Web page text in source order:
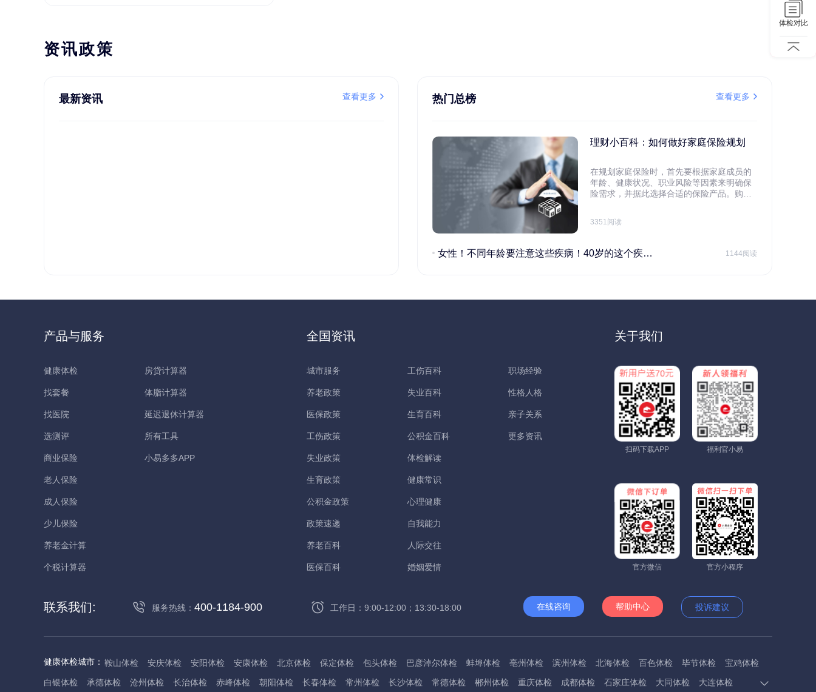
资讯政策
最新资讯 查看更多 热门总榜 查看更多
理财小百科：如何做好家庭保险规划
在规划家庭保险时，首先要根据家庭成员的
年龄、健康状况、职业风险等因素来明确保
险需求，并据此选择合适的保险产品。购买
规划家庭财务预算，确保保险费用不会对家
要经济支柱投保。
3351阅读
女性！不同年龄要注意这些疾病！40岁的这个疾病最需要注意！ 1144阅读
产品与服务
健康体检
找套餐
找医院
选测评
商业保险
老人保险
成人保险
少儿保险
养老金计算
个税计算器
房贷计算器
体脂计算器
延迟退休计算器
所有工具
小易多多APP
全国资讯
城市服务
养老政策
医保政策
工伤政策
失业政策
生育政策
公积金政策
政策速递
养老百科
医保百科
工伤百科
失业百科
生育百科
公积金百科
体检解读
健康常识
心理健康
自我能力
人际交往
婚姻爱情
职场经验
性格人格
亲子关系
更多资讯
关于我们
扫码下载APP 福利官小易
官方微信 官方小程序
联系我们: 服务热线： 400-1184-900 工作日：9:00-12:00；13:30-18:00 在线咨询 帮助中心 投诉建议
健康体检城市： 鞍山体检 安庆体检 安阳体检 安康体检 北京体检 保定体检 包头体检 巴彦淖尔体检 蚌埠体检 亳州体检 滨州体检 北海体检 百色体检 毕节体检
宝鸡体检
白银体检
承德体检 沧州体检 长治体检 赤峰体检 朝阳体检 长春体检 常州体检 长沙体检 常德体检 郴州体检 重庆体检 成都体检 石家庄体检 大同体检 大连体检
体检对比